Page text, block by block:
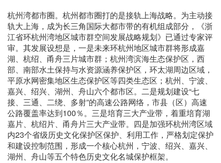
杭州湾都市圈。杭州都市圈打的是接轨上海战略。为主动接
轨大上海，成为长三角国际大都市带的有机组成部分，《浙
江省环杭州湾地区城市群空间发展战略规划》已通过专家评
审。其发展设想是，一是未来环杭州地区城市群将形成嘉
湖、杭绍、甬舟三片城市群；杭州湾滨海生态保护区，西
部、南部水土保持与水资源涵养保护区，环太湖周边区域，
平原水网密集地区生态保护区等四类生态区；杭州、宁波、
嘉兴、绍兴、湖州、舟山六个都市区。二是规划建设“七
接、三通、二绕、多射”的高速公路网络，市县（区）高速
公路覆盖率达到100％。三是培育三大产业带，着重培育湖
嘉片、杭绍片、甬舟片三大产业带。四是加强环杭州湾区域
内23个省级历史文化保护区保护、利用工作，严格划定保护
和建设控制范围，形成一个核心杭州，宁波、绍兴、嘉兴、
湖州、舟山等五个特色历史文化名城保护框架。